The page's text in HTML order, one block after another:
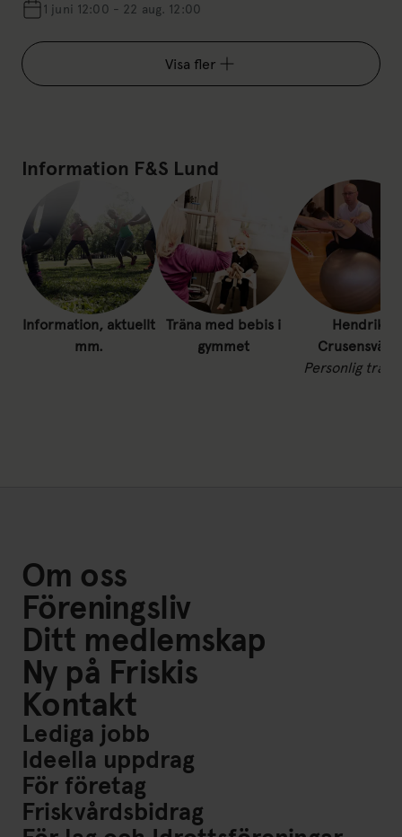
1 juni 12:00 - 22 aug. 12:00
Visa fler
Information F&S Lund
Information, aktuellt
mm.
Träna med bebis i
gymmet
Hendrik
Crusensvärd
Personlig
Om oss
Föreningsliv
Ditt medlemskap
Ny på Friskis
Kontakt
Lediga jobb
Ideella uppdrag
För företag
Friskvårdsbidrag